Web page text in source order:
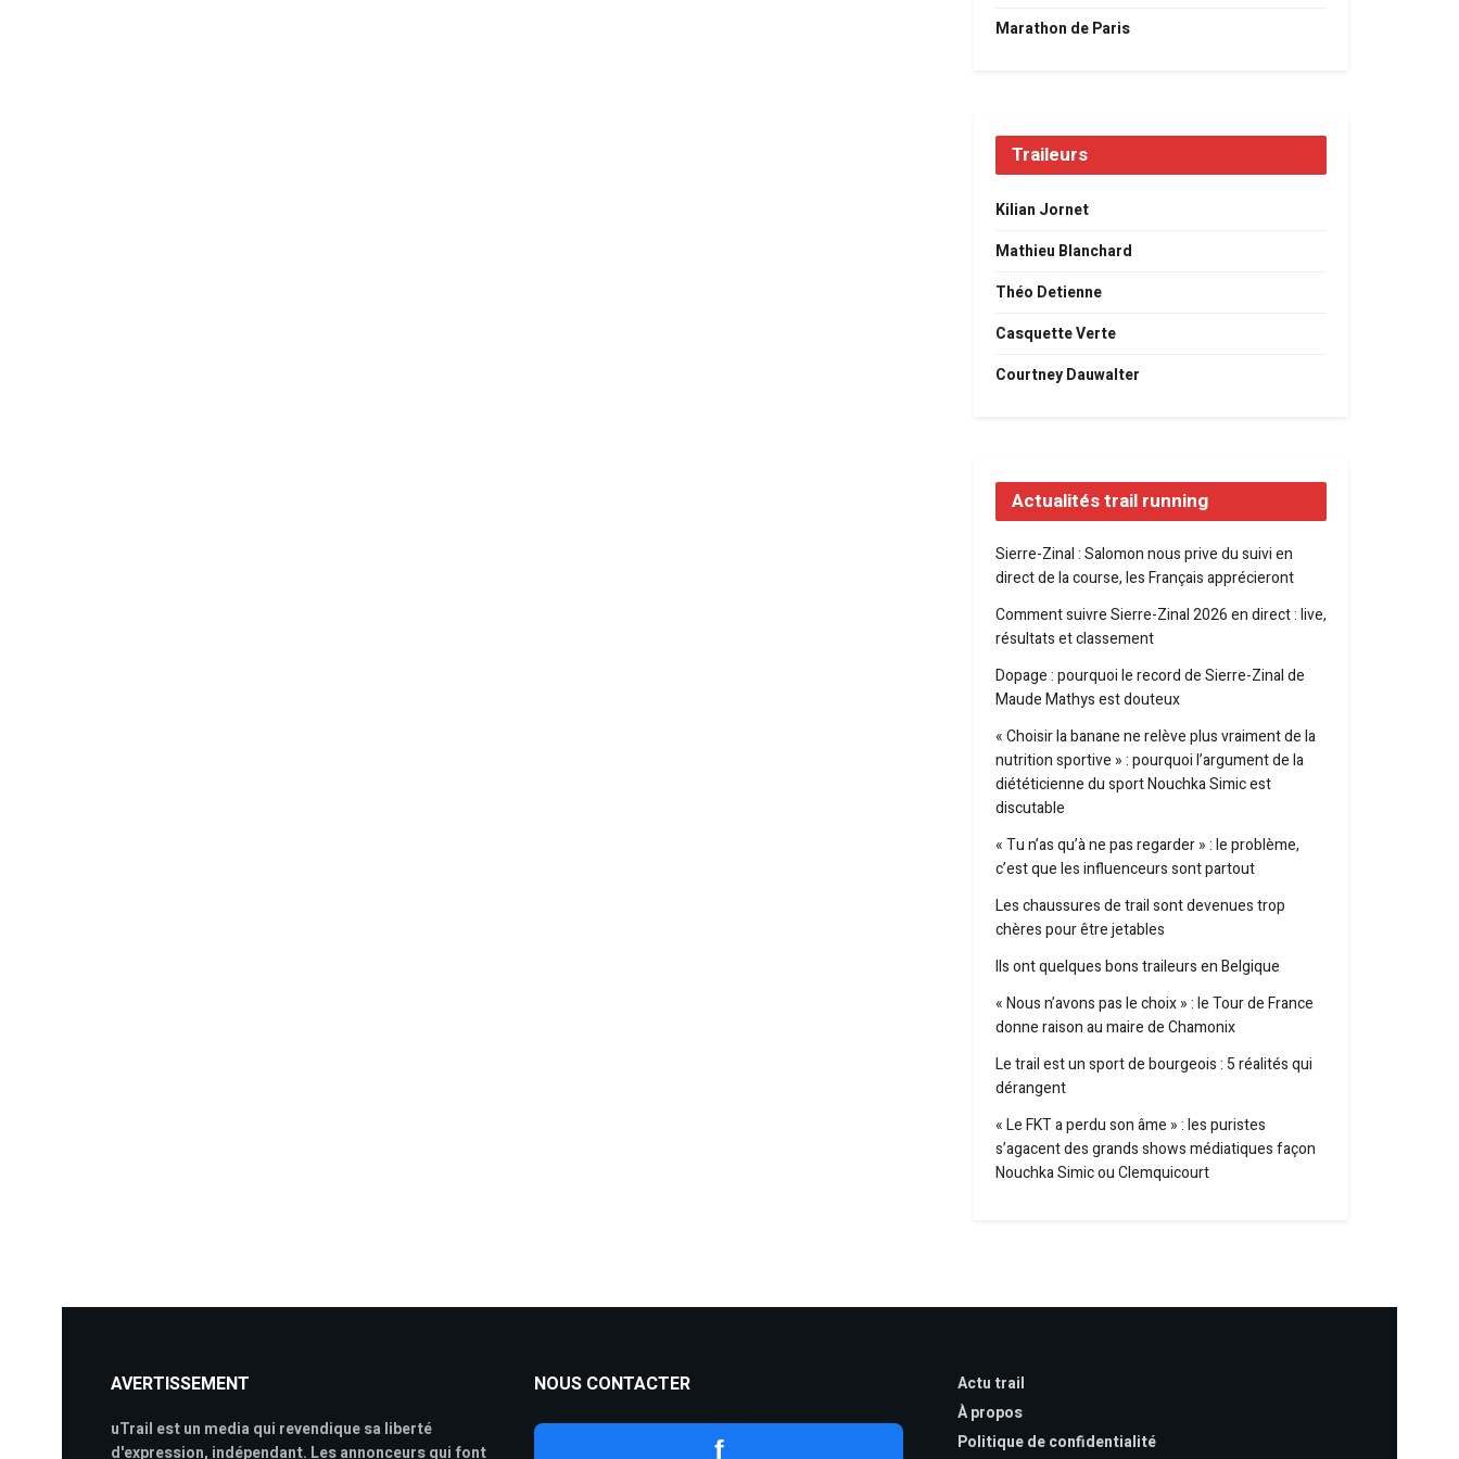
Marathon de Paris
Traileurs
Kilian Jornet
Mathieu Blanchard
Théo Detienne
Casquette Verte
Courtney Dauwalter
Actualités trail running
Sierre-Zinal : Salomon nous prive du suivi en
direct de la course, les Français apprécieront
Comment suivre Sierre-Zinal 2026 en direct : live,
résultats et classement
Dopage : pourquoi le record de Sierre-Zinal de
Maude Mathys est douteux
« Choisir la banane ne relève plus vraiment de la
nutrition sportive » : pourquoi l’argument de la
diététicienne du sport Nouchka Simic est
discutable
« Tu n’as qu’à ne pas regarder » : le problème,
c’est que les influenceurs sont partout
Les chaussures de trail sont devenues trop
chères pour être jetables
Ils ont quelques bons traileurs en Belgique
« Nous n’avons pas le choix » : le Tour de France
donne raison au maire de Chamonix
Le trail est un sport de bourgeois : 5 réalités qui
dérangent
« Le FKT a perdu son âme » : les puristes
s’agacent des grands shows médiatiques façon
Nouchka Simic ou Clemquicourt
AVERTISSEMENT
uTrail est un media qui revendique sa liberté
d'expression, indépendant. Les annonceurs qui font
NOUS CONTACTER
f
Actu trail
À propos
Politique de confidentialité